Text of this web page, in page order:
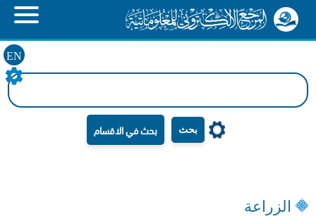
EN
بحث
الزراعة